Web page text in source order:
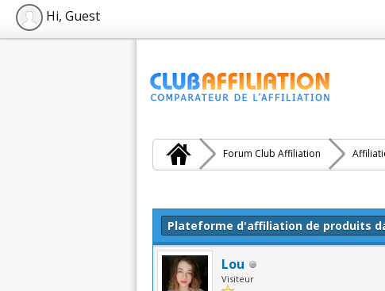
Hi, Guest
Forum Club Affiliation
Plateforme d'affiliation de produits
Lou
Visiteur